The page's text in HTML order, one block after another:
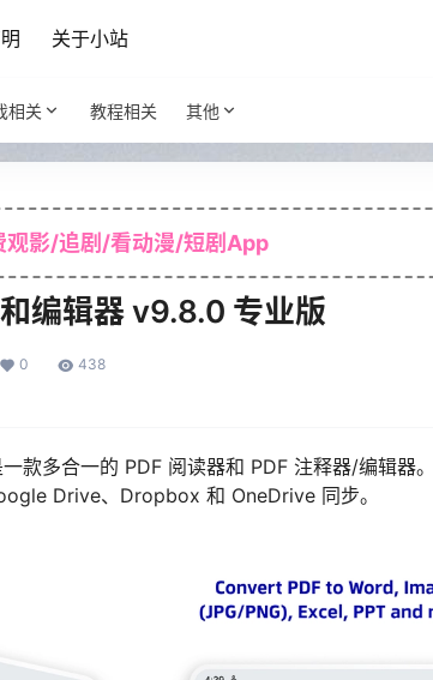
关于小站
相关 教程相关 其他
观影/追剧/看动漫/短剧App
编辑器 v9.8.0 专业版
0 438
款多合一的 PDF 阅读器和 PDF 注释器/编辑器
Drive、Dropbox 和 OneDrive 同步。